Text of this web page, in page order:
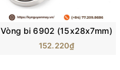
Vòng bi 6902 (15x28x7mm)
152.220₫